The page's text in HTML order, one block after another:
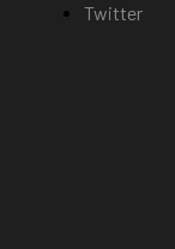
Twitter